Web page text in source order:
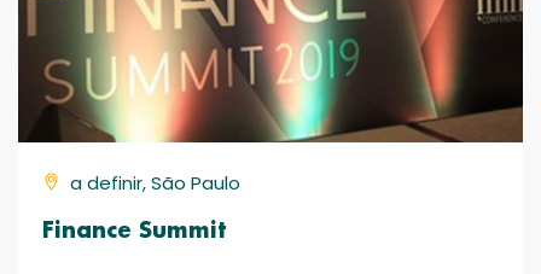
a definir, São Paulo
Finance Summit